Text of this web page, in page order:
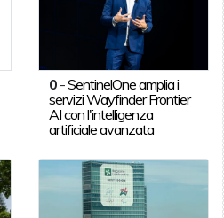
0 -SentinelOne amplia i
servizi Wayfinder Frontier
AI con l'intelligenza
artificiale avanzata